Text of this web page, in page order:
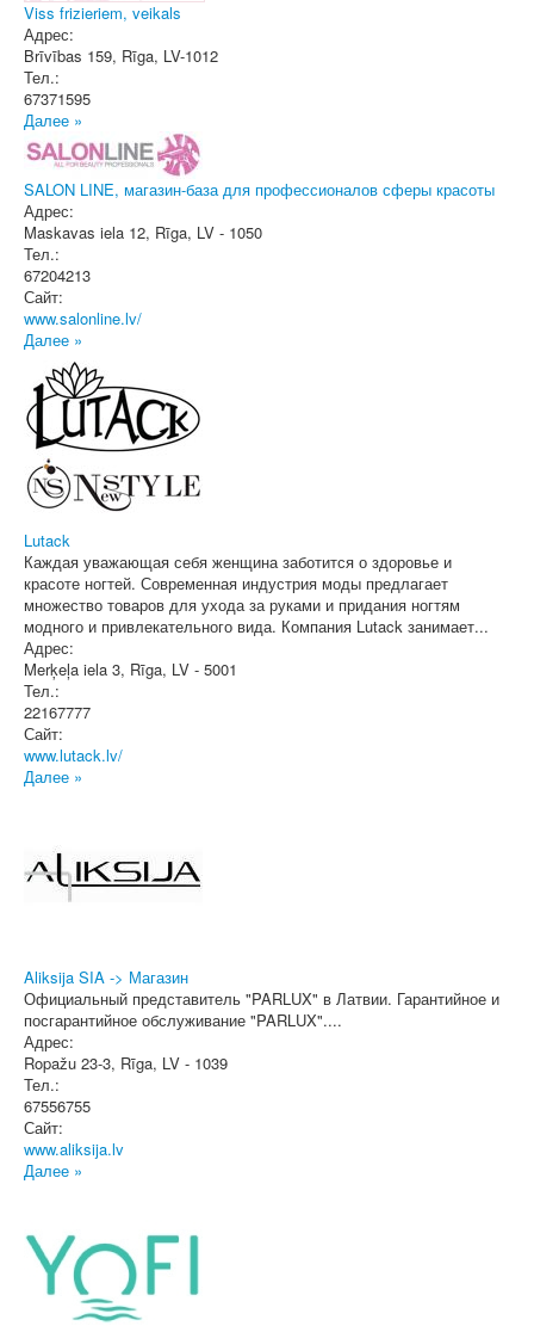
Viss frizieriem, veikals
Адрес:
Brīvības 159, Rīga, LV-1012
Тел.:
67371595
Далее »
SALON LINE, магазин-база для профессионалов сферы красоты
Адрес:
Maskavas iela 12, Rīga, LV - 1050
Тел.:
67204213
Сайт:
www.salonline.lv/
Далее »
Lutack
Каждая уважающая себя женщина заботится о здоровье и
красоте ногтей. Современная индустрия моды предлагает
множество товаров для ухода за руками и придания ногтям
модного и привлекательного вида. Компания Lutack занимает...
Адрес:
Merķeļa iela 3, Rīga, LV - 5001
Тел.:
22167777
Сайт:
www.lutack.lv/
Далее »
Aliksija SIA -> Магазин
Официальный представитель "PARLUX" в Латвии. Гарантийное и
посгарантийное обслуживание "PARLUX"....
Адрес:
Ropažu 23-3, Rīga, LV - 1039
Тел.:
67556755
Сайт:
www.aliksija.lv
Далее »